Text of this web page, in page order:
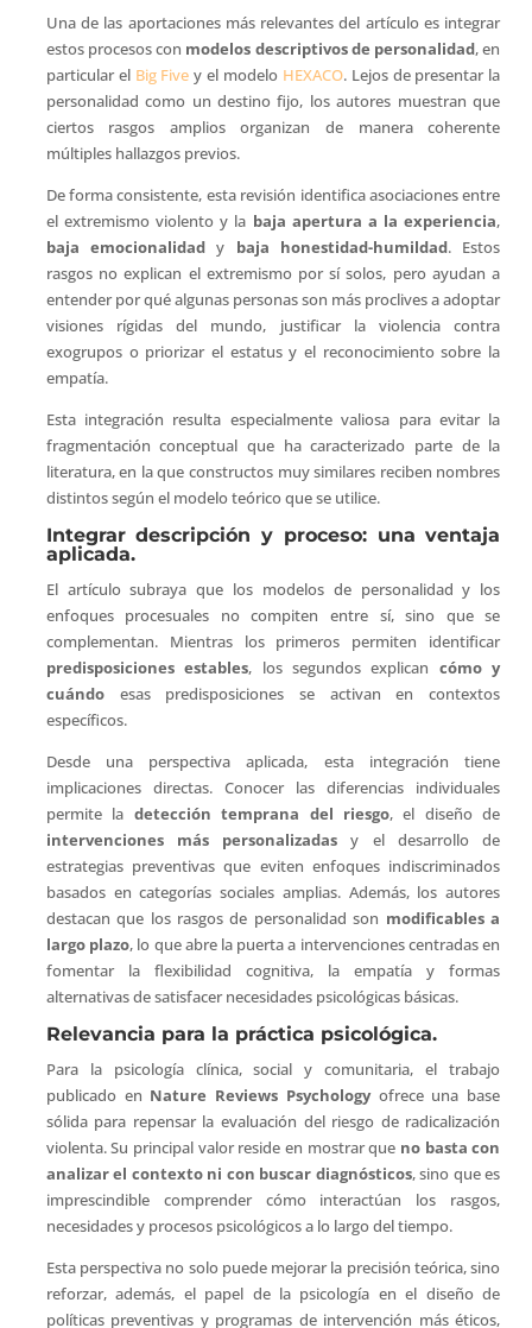
Una de las aportaciones más relevantes del artículo es integrar
estos procesos con modelos descriptivos de personalidad, en
particular el Big Five y el modelo HEXACO. Lejos de presentar la
personalidad como un destino fijo, los autores muestran que
ciertos rasgos amplios organizan de manera coherente
múltiples hallazgos previos.
De forma consistente, esta revisión identifica asociaciones entre
el extremismo violento y la baja apertura a la experiencia,
baja emocionalidad y baja honestidad-humildad. Estos
rasgos no explican el extremismo por sí solos, pero ayudan a
entender por qué algunas personas son más proclives a adoptar
visiones rígidas del mundo, justificar la violencia contra
exogrupos o priorizar el estatus y el reconocimiento sobre la
empatía.
Esta integración resulta especialmente valiosa para evitar la
fragmentación conceptual que ha caracterizado parte de la
literatura, en la que constructos muy similares reciben nombres
distintos según el modelo teórico que se utilice.
Integrar descripción y proceso: una ventaja
aplicada.
El artículo subraya que los modelos de personalidad y los
enfoques procesuales no compiten entre sí, sino que se
complementan. Mientras los primeros permiten identificar
predisposiciones estables, los segundos explican cómo y
cuándoesas predisposiciones se activan en contextos
específicos.
Desde una perspectiva aplicada, esta integración tiene
implicaciones directas. Conocer las diferencias individuales
permite la detección temprana del riesgo, el diseño de
intervenciones más personalizadas y el desarrollo de
estrategias preventivas que eviten enfoques indiscriminados
basados en categorías sociales amplias. Además, los autores
destacan que los rasgos de personalidad son modificables a
largo plazo, lo que abre la puerta a intervenciones centradas en
fomentar la flexibilidad cognitiva, la empatía y formas
alternativas de satisfacer necesidades psicológicas básicas.
Relevancia para la práctica psicológica.
Para la psicología clínica, social y comunitaria, el trabajo
publicado en Nature Reviews Psychologyofrece una base
sólida para repensar la evaluación del riesgo de radicalización
violenta. Su principal valor reside en mostrar que no basta con
analizar el contexto ni con buscar diagnósticos, sino que es
imprescindible comprender cómo interactúan los rasgos,
necesidades y procesos psicológicos a lo largo del tiempo.
Esta perspectiva no solo puede mejorar la precisión teórica, sino
reforzar, además, el papel de la psicología en el diseño de
políticas preventivas y programas de intervención más éticos,